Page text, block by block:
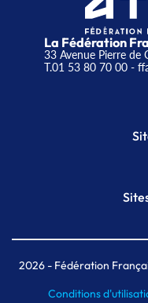
La Fédération
33 Avenue Pierre de
T.01 53 80 70 00-
2026- Fédération
Conditions